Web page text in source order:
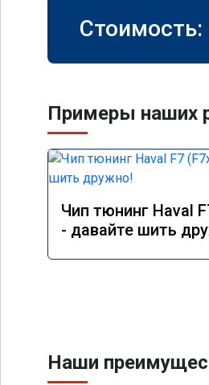
Стоимость:
Примеры наших
Чип тюнинг Haval
- давайте шить
Наши